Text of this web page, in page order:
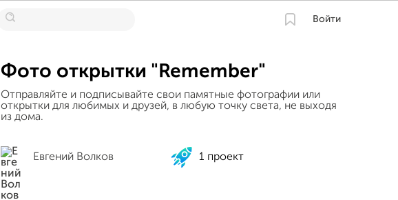
Войти
Фото открытки "Remember"
Отправляйте и подписывайте свои памятные фотографии или
открытки для любимых и друзей, в любую точку света, не выходя
из дома.
Евгений Волков 1 проект